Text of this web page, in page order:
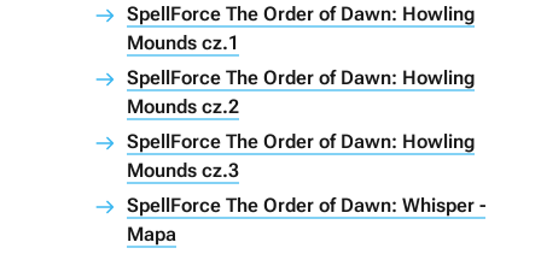
SpellForce The Order of Dawn: Howling
Mounds cz.1
SpellForce The Order of Dawn: Howling
Mounds cz.2
SpellForce The Order of Dawn: Howling
Mounds cz.3
SpellForce The Order of Dawn: Whisper -
Mapa